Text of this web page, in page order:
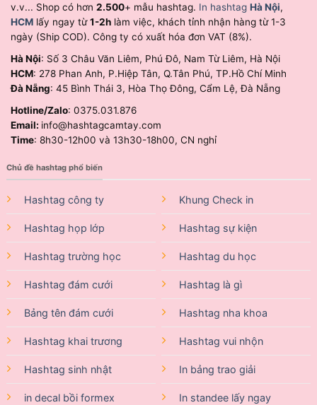
v.v... Shop có hơn 2.500+ mẫu hashtag. In hashtag Hà Nội,
HCM lấy ngay từ1-2h làm việc, khách tỉnh nhận hàng từ 1-3
ngày (Ship COD). Công ty có xuất hóa đơn VAT (8%).
Hà Nội: Số 3 Châu Văn Liêm, Phú Đô, Nam Từ Liêm, Hà Nội
HCM: 278 Phan Anh, P.Hiệp Tân, Q.Tân Phú, TP.Hồ Chí Minh
Đà Nẵng: 45 Bình Thái 3, Hòa Thọ Đông, Cẩm Lệ, Đà Nẵng
Hotline/Zalo: 0375.031.876
Email: info@hashtagcamtay.com
Time: 8h30-12h00 và 13h30-18h00, CN nghỉ
Chủ đề hashtag phổ biến
Hashtag công ty
Hashtag họp lớp
Hashtag trường học
Hashtag đám cưới
Bảng tên đám cưới
Hashtag khai trương
Hashtag sinh nhật
in decal bồi formex
Khung Check in
Hashtag sự kiện
Hashtag du học
Hashtag là gì
Hashtag nha khoa
Hashtag vui nhộn
In bảng trao giải
In standee lấy ngay